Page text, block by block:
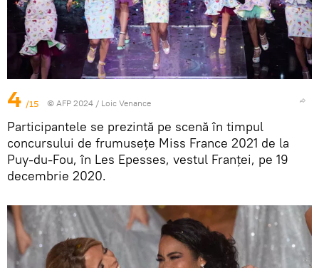
4 /15 © AFP 2024 / Loic Venance
Participantele se prezintă pe scenă în timpul
concursului de frumusețe Miss France 2021 de la
Puy-du-Fou, în Les Epesses, vestul Franței, pe 19
decembrie 2020.